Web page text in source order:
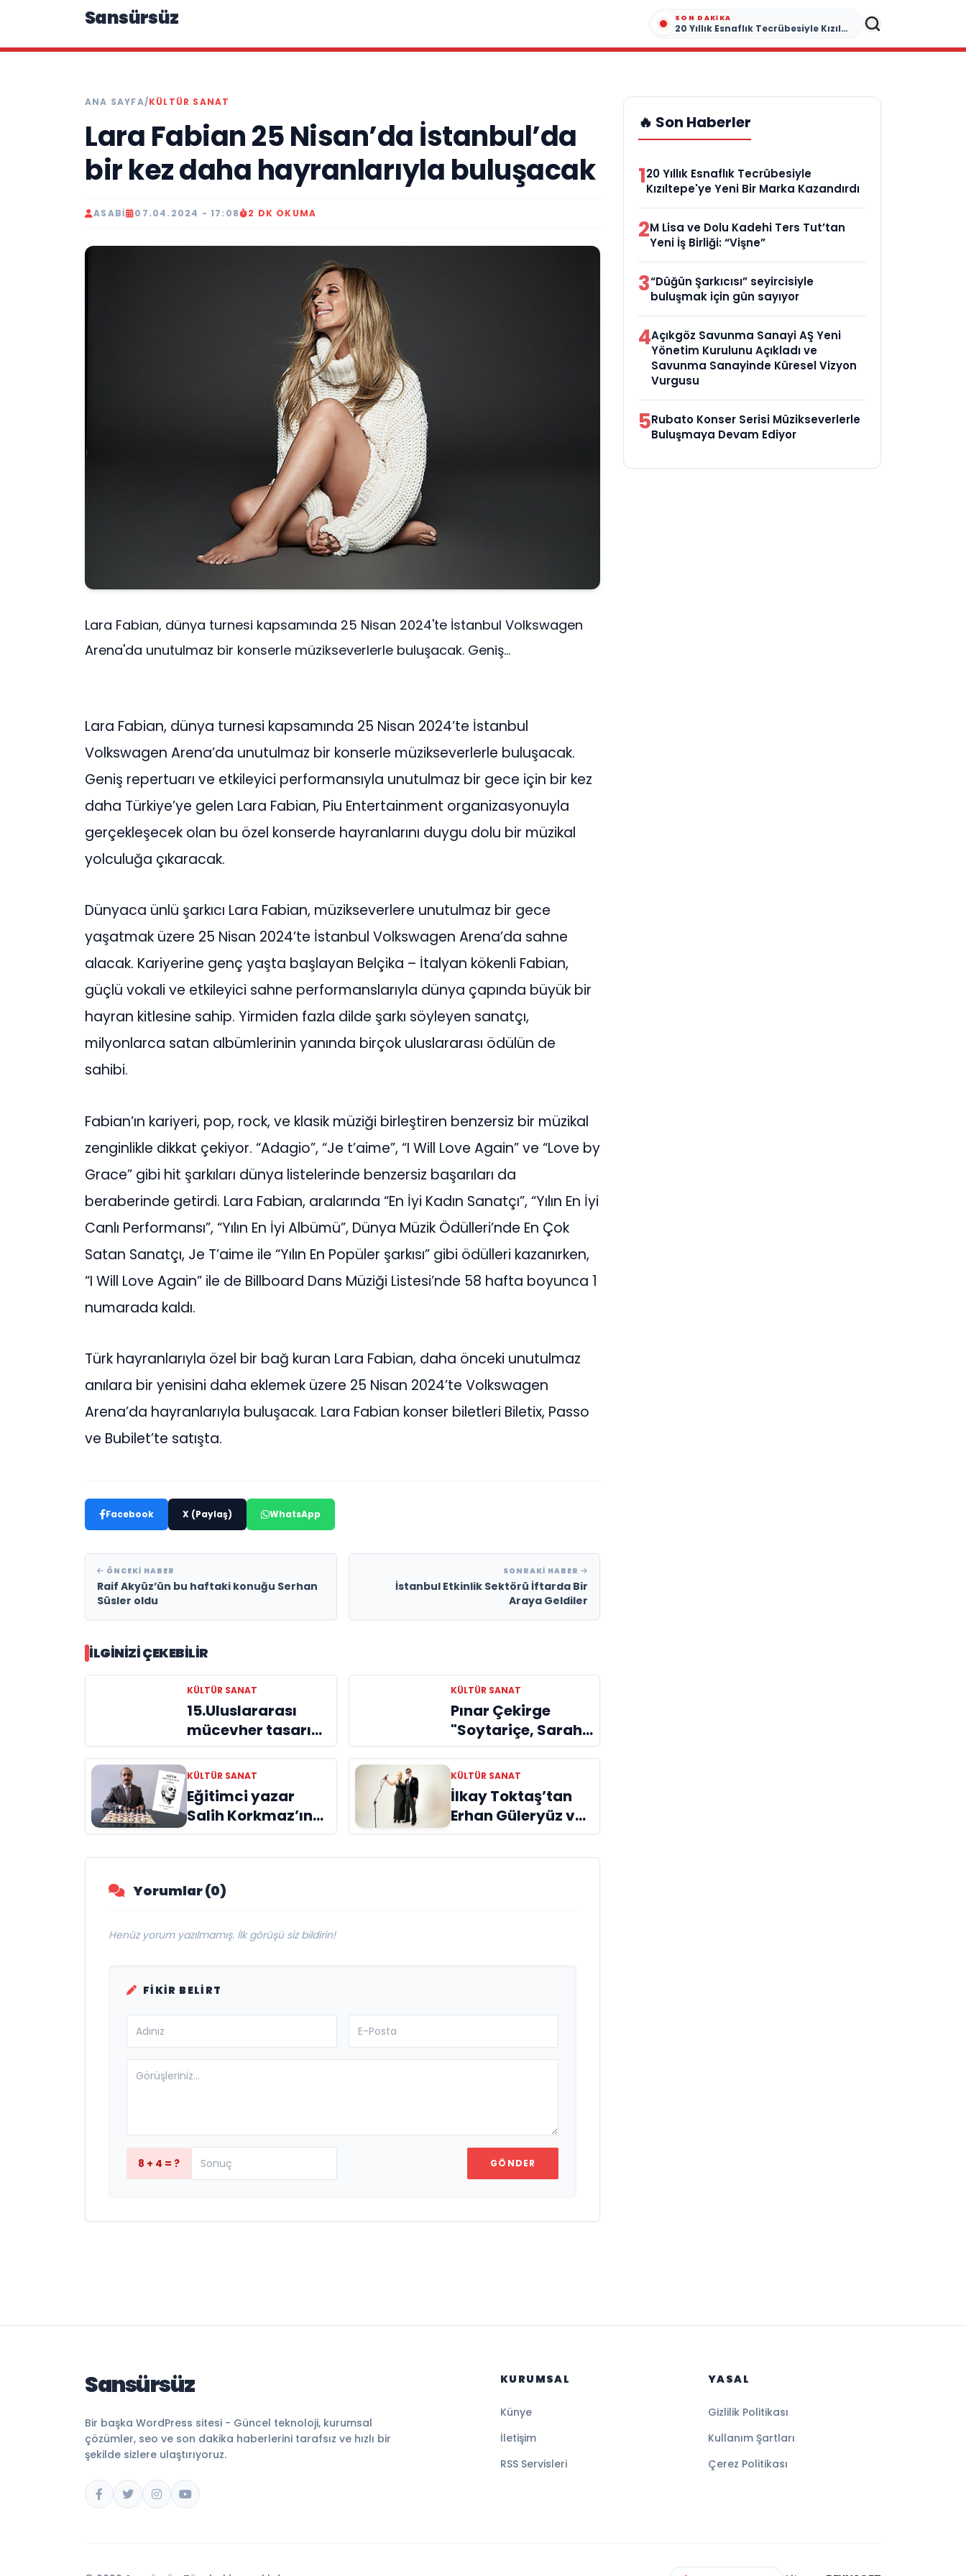
Sansürsüz SON DAKIKA
20 Yıllık Esnaflık Tecrübesiyle Kızıltepe'ye Yeni Bir Marka Kazandırdı
ANA SAYFA/KÜLTÜR SANAT
Lara Fabian 25 Nisan’da İstanbul’da
bir kez daha hayranlarıyla buluşacak
ASABI 07.04.2024 - 17:08 2 DK OKUMA
Lara Fabian, dünya turnesi kapsamında 25 Nisan 2024'te İstanbul Volkswagen
Arena'da unutulmaz bir konserle müzikseverlerle buluşacak. Geniş...
Lara Fabian, dünya turnesi kapsamında 25 Nisan 2024’te İstanbul
Volkswagen Arena’da unutulmaz bir konserle müzikseverlerle buluşacak.
Geniş repertuarı ve etkileyici performansıyla unutulmaz bir gece için bir kez
daha Türkiye’ye gelen Lara Fabian, Piu Entertainment organizasyonuyla
gerçekleşecek olan bu özel konserde hayranlarını duygu dolu bir müzikal
yolculuğa çıkaracak.
Dünyaca ünlü şarkıcı Lara Fabian, müzikseverlere unutulmaz bir gece
yaşatmak üzere 25 Nisan 2024’te İstanbul Volkswagen Arena’da sahne
alacak. Kariyerine genç yaşta başlayan Belçika – İtalyan kökenli Fabian,
güçlü vokali ve etkileyici sahne performanslarıyla dünya çapında büyük bir
hayran kitlesine sahip. Yirmiden fazla dilde şarkı söyleyen sanatçı,
milyonlarca satan albümlerinin yanında birçok uluslararası ödülün de
sahibi.
Fabian’ın kariyeri, pop, rock, ve klasik müziği birleştiren benzersiz bir müzikal
zenginlikle dikkat çekiyor. “Adagio”, “Je t’aime”, “I Will Love Again” ve “Love by
Grace” gibi hit şarkıları dünya listelerinde benzersiz başarıları da
beraberinde getirdi. Lara Fabian, aralarında “En İyi Kadın Sanatçı”, “Yılın En İyi
Canlı Performansı”, “Yılın En İyi Albümü”, Dünya Müzik Ödülleri’nde En Çok
Satan Sanatçı, Je T’aime ile “Yılın En Popüler şarkısı” gibi ödülleri kazanırken,
“I Will Love Again” ile de Billboard Dans Müziği Listesi’nde 58 hafta boyunca 1
numarada kaldı.
Türk hayranlarıyla özel bir bağ kuran Lara Fabian, daha önceki unutulmaz
anılara bir yenisini daha eklemek üzere 25 Nisan 2024’te Volkswagen
Arena’da hayranlarıyla buluşacak. Lara Fabian konser biletleri Biletix, Passo
ve Bubilet’te satışta.
Facebook X (Paylaş) WhatsApp
ÖNCEKI HABER
Raif Akyüz’ün bu haftaki konuğu Serhan
Süsler oldu
SONRAKI HABER
İstanbul Etkinlik Sektörü İftarda Bir
Araya Geldiler
İLGINIZI ÇEKEBILIR
KÜLTÜR SANAT
15.Uluslararası
mücevher tasarım
yarışmasının
finalistleri belli
oldu
KÜLTÜR SANAT
Pınar Çekirge
"Soytariçe, Sarah,
Latife, Roza,
Halide, Nakşidil,
Siyen, Olga kısaca
Dilek Türker veya
La Divina..."
KÜLTÜR SANAT
Eğitimci yazar
Salih Korkmaz’ın
EĞİTİM kitabı hala
büyük ilgi görmeye
KÜLTÜR SANAT
İlkay Toktaş’tan
Erhan Güleryüz ve
Hüsnü Şenlendirici
işbirliğiyle
Yorumlar (0)
Henüz yorum yazılmamış. İlk görüşü siz bildirin!
FIKIR BELIRT
8 + 4 = ? GÖNDER
🔥 Son Haberler
120 Yıllık Esnaflık Tecrübesiyle
Kızıltepe'ye Yeni Bir Marka Kazandırdı
2M Lisa ve Dolu Kadehi Ters Tut’tan
Yeni İş Birliği: “Vişne”
3“Düğün Şarkıcısı” seyircisiyle
buluşmak için gün sayıyor
4Açıkgöz Savunma Sanayi AŞ Yeni
Yönetim Kurulunu Açıkladı ve
Savunma Sanayinde Küresel Vizyon
Vurgusu
5Rubato Konser Serisi Müzikseverlerle
Buluşmaya Devam Ediyor
Sansürsüz
Bir başka WordPress sitesi - Güncel teknoloji, kurumsal
çözümler, seo ve son dakika haberlerini tarafsız ve hızlı bir
şekilde sizlere ulaştırıyoruz.
KURUMSAL
Künye
İletişim
RSS Servisleri
YASAL
Gizlilik Politikası
Kullanım Şartları
Çerez Politikası